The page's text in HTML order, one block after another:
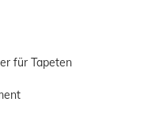
für Tapeten